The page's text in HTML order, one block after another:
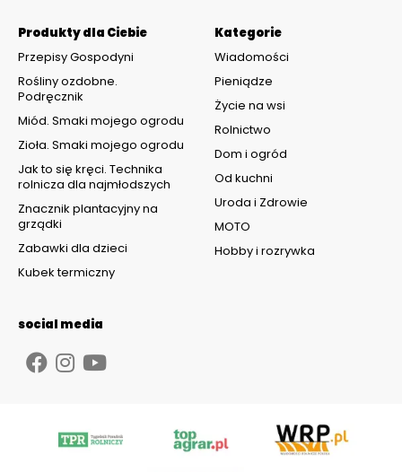
Kategorie
Wiadomości
Pieniądze
Życie na wsi
Rolnictwo
Dom i ogród
Od kuchni
Uroda i Zdrowie
MOTO
Hobby i rozrywka
Produkty dla Ciebie
Przepisy Gospodyni
Rośliny ozdobne.
Podręcznik
Miód. Smaki mojego ogrodu
Zioła. Smaki mojego ogrodu
Jak to się kręci. Technika
rolnicza dla najmłodszych
Znacznik plantacyjny na
grządki
Zabawki dla dzieci
Kubek termiczny
social media